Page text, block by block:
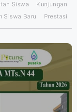
Siswa
Kunjungan
Siswa Baru Prestasi